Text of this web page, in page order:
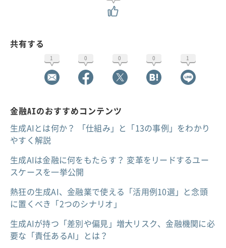
共有する
1 0 0 0 1
金融AIのおすすめコンテンツ
生成AIとは何か？ 「仕組み」と「13の事例」をわかり
やすく解説
生成AIは金融に何をもたらす？ 変革をリードするユー
スケースを一挙公開
熱狂の生成AI、金融業で使える「活用例10選」と念頭
に置くべき「2つのシナリオ」
生成AIが持つ「差別や偏見」増大リスク、金融機関に必
要な「責任あるAI」とは？